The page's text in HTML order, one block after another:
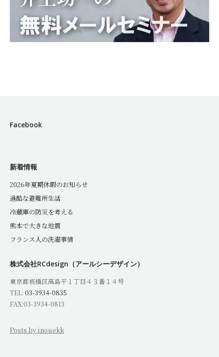
Facebook
新着情報
2026年夏期休暇のお知らせ
過酷な避難所生活
冷蔵庫の防災を考える
熊本で大きな地震
フランス人の洗濯事情
株式会社RCdesign（アールシーデザイン）
東京都板橋区高島平１丁目４３番１４号
TEL: 03-3934-0835
FAX:03-3934-0813
Posts by inouekk